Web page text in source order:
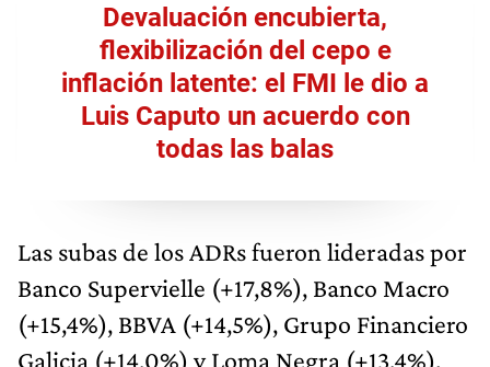
Devaluación encubierta,
flexibilización del cepo e
inflación latente: el FMI le dio a
Luis Caputo un acuerdo con
todas las balas
Las subas de los ADRs fueron lideradas por
Banco Supervielle (+17,8%), Banco Macro
(+15,4%), BBVA (+14,5%), Grupo Financiero
Galicia (+14,0%) y Loma Negra (+13,4%).